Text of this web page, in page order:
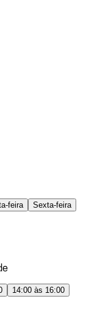
feira
Sexta-feira
14:00 às 16:00